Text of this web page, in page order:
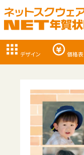
デザイン 価格表